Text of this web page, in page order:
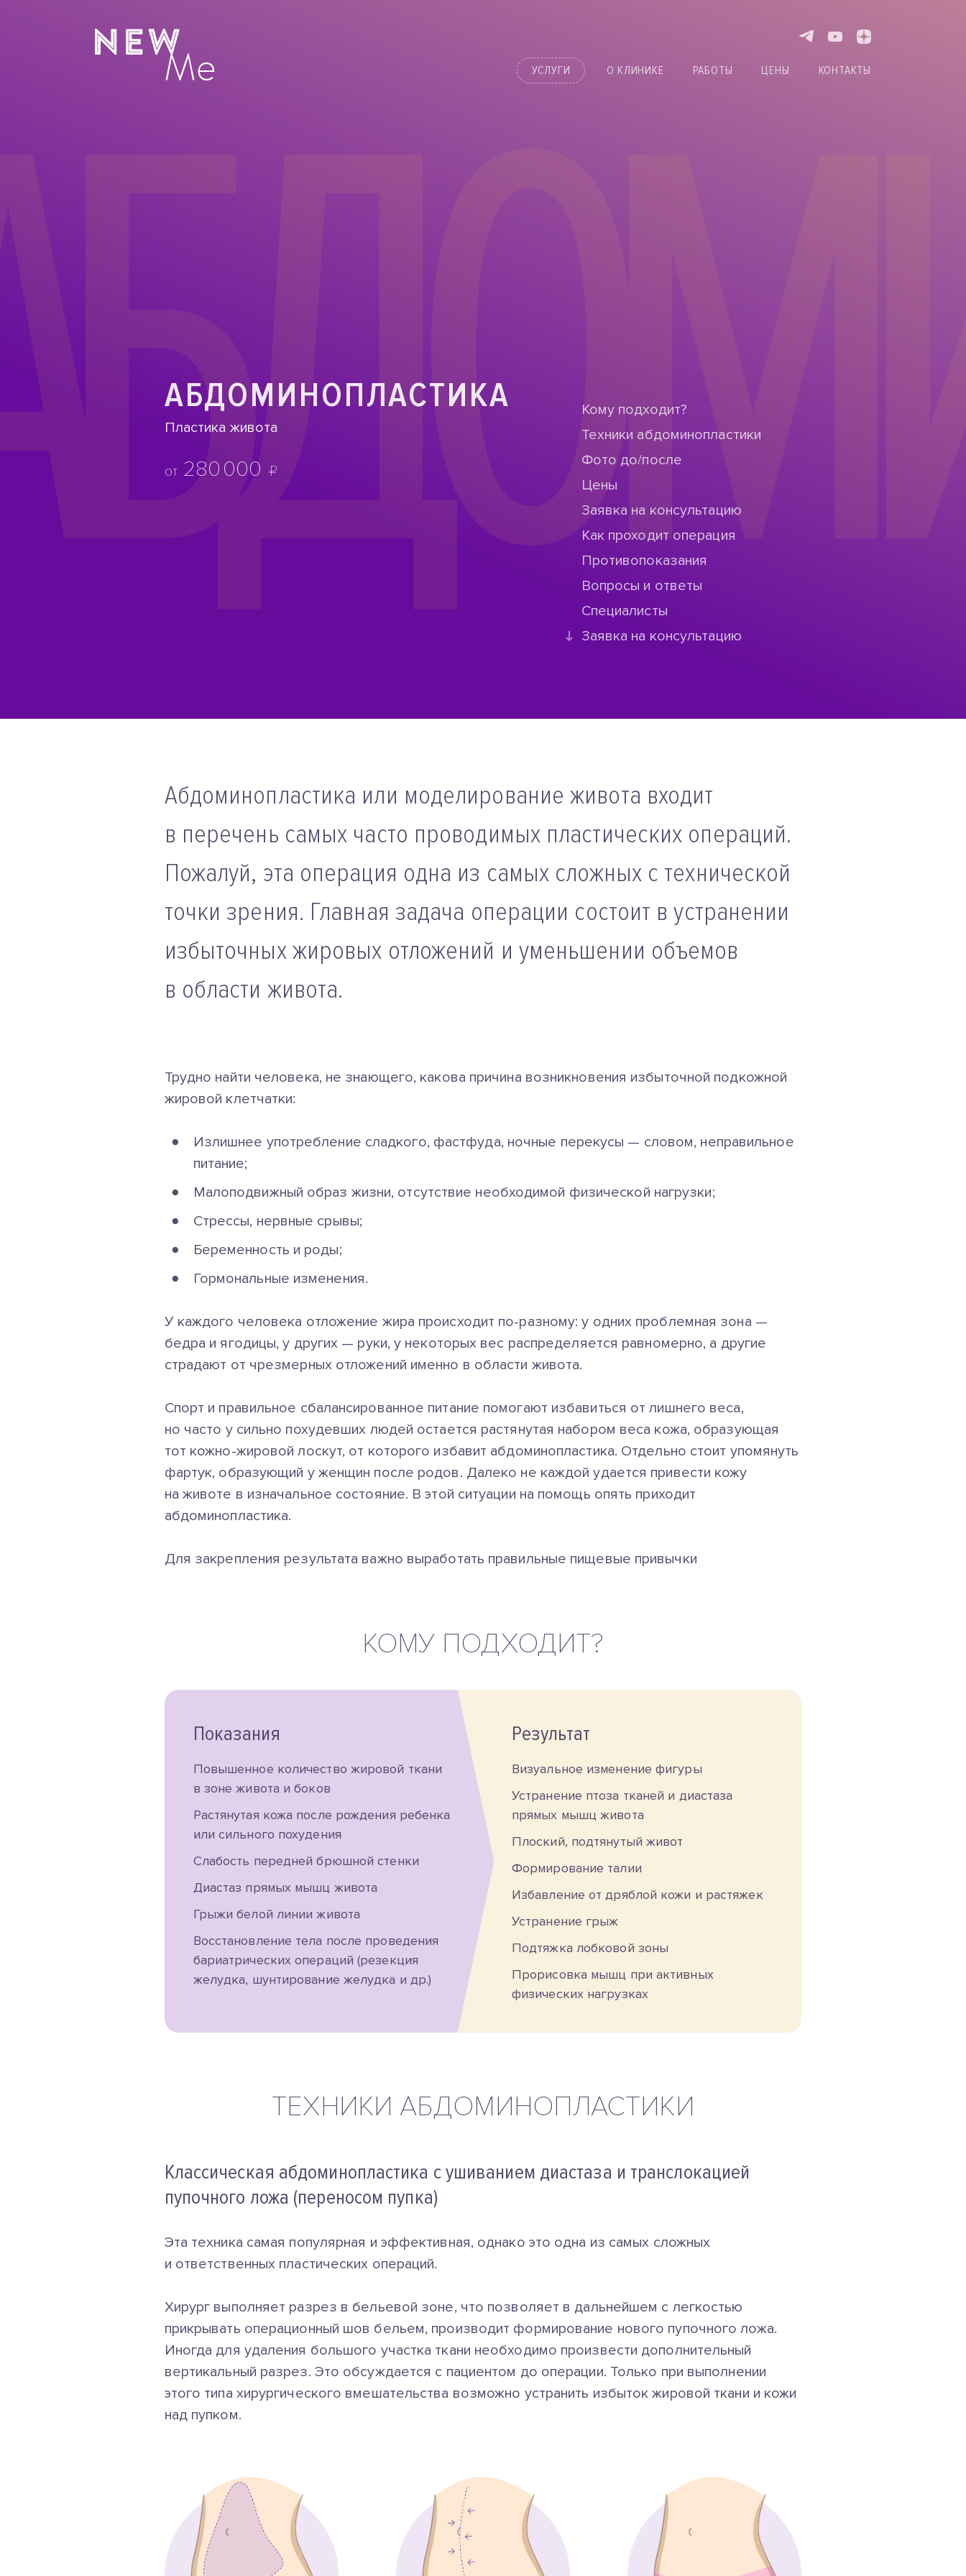
УСЛУГИ О КЛИНИКЕ РАБОТЫ ЦЕНЫ КОНТАКТЫ
АБДОМИНОПЛАСТИКА
Пластика живота
от 280000 ₽
Кому подходит?
Техники абдоминопластики
Фото до/после
Цены
Заявка на консультацию
Как проходит операция
Противопоказания
Вопросы и ответы
Специалисты
Заявка на консультацию
Абдоминопластика или моделирование живота входит
в перечень самых часто проводимых пластических операций.
Пожалуй, эта операция одна из самых сложных с технической
точки зрения. Главная задача операции состоит в устранении
избыточных жировых отложений и уменьшении объемов
в области живота.
Трудно найти человека, не знающего, какова причина возникновения избыточной подкожной
жировой клетчатки:
Излишнее употребление сладкого, фастфуда, ночные перекусы — словом, неправильное
питание;
Малоподвижный образ жизни, отсутствие необходимой физической нагрузки;
Стрессы, нервные срывы;
Беременность и роды;
Гормональные изменения.
У каждого человека отложение жира происходит по-разному: у одних проблемная зона —
бедра и ягодицы, у других — руки, у некоторых вес распределяется равномерно, а другие
страдают от чрезмерных отложений именно в области живота.
Спорт и правильное сбалансированное питание помогают избавиться от лишнего веса,
но часто у сильно похудевших людей остается растянутая набором веса кожа, образующая
тот кожно-жировой лоскут, от которого избавит абдоминопластика. Отдельно стоит упомянуть
фартук, образующий у женщин после родов. Далеко не каждой удается привести кожу
на животе в изначальное состояние. В этой ситуации на помощь опять приходит
абдоминопластика.
Для закрепления результата важно выработать правильные пищевые привычки
КОМУ ПОДХОДИТ?
Показания
Повышенное количество жировой ткани
в зоне живота и боков
Растянутая кожа после рождения ребенка
или сильного похудения
Слабость передней брюшной стенки
Диастаз прямых мышц живота
Грыжи белой линии живота
Восстановление тела после проведения
бариатрических операций (резекция
желудка, шунтирование желудка и др.)
Результат
Визуальное изменение фигуры
Устранение птоза тканей и диастаза
прямых мышц живота
Плоский, подтянутый живот
Формирование талии
Избавление от дряблой кожи и растяжек
Устранение грыж
Подтяжка лобковой зоны
Прорисовка мышц при активных
физических нагрузках
ТЕХНИКИ АБДОМИНОПЛАСТИКИ
Классическая абдоминопластика с ушиванием диастаза и транслокацией
пупочного ложа (переносом пупка)
Эта техника самая популярная и эффективная, однако это одна из самых сложных
и ответственных пластических операций.
Хирург выполняет разрез в бельевой зоне, что позволяет в дальнейшем с легкостью
прикрывать операционный шов бельем, производит формирование нового пупочного ложа.
Иногда для удаления большого участка ткани необходимо произвести дополнительный
вертикальный разрез. Это обсуждается с пациентом до операции. Только при выполнении
этого типа хирургического вмешательства возможно устранить избыток жировой ткани и кожи
над пупком.